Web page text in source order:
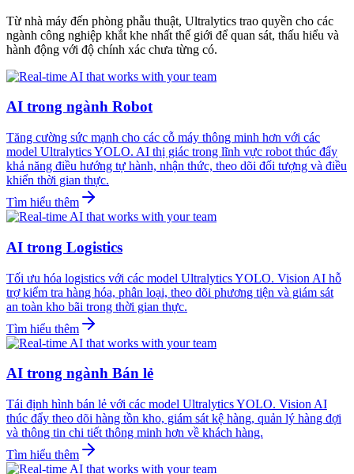
Từ nhà máy đến phòng phẫu thuật, Ultralytics trao quyền cho các
ngành công nghiệp khắt khe nhất thế giới để quan sát, thấu hiểu và
hành động với độ chính xác chưa từng có.
AI trong ngành Robot
Tăng cường sức mạnh cho các cỗ máy thông minh hơn với các
model Ultralytics YOLO. AI thị giác trong lĩnh vực robot thúc đẩy
khả năng điều hướng tự hành, nhận thức, theo dõi đối tượng và điều
khiển thời gian thực.
Tìm hiểu thêm
AI trong Logistics
Tối ưu hóa logistics với các model Ultralytics YOLO. Vision AI hỗ
trợ kiểm tra hàng hóa, phân loại, theo dõi phương tiện và giám sát
an toàn kho bãi trong thời gian thực.
Tìm hiểu thêm
AI trong ngành Bán lẻ
Tái định hình bán lẻ với các model Ultralytics YOLO. Vision AI
thúc đẩy theo dõi hàng tồn kho, giám sát kệ hàng, quản lý hàng đợi
và thông tin chi tiết thông minh hơn về khách hàng.
Tìm hiểu thêm